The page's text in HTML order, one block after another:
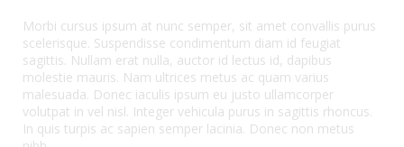
Morbi cursus ipsum at nunc semper, sit amet convallis purus
scelerisque. Suspendisse condimentum diam id feugiat
sagittis. Nullam erat nulla, auctor id lectus id, dapibus
molestie mauris. Nam ultrices metus ac quam varius
malesuada. Donec iaculis ipsum eu justo ullamcorper
volutpat in vel nisl. Integer vehicula purus in sagittis rhoncus.
In quis turpis ac sapien semper lacinia. Donec non metus